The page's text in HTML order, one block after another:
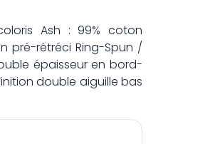
Ash : 99% coton
pré-rétréci Ring-Spun /
épaisseur en bord-
double aiguille bas